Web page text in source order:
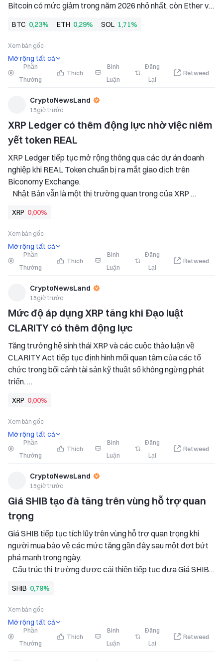
Bitcoin có mức giảm trong năm 2026 nhỏ nhất, còn Ether và
mô hình của GSR.
Core3 Portfolio có thành tích kém hơn danh mục...
BTC 0,23% ETH 0,29% SOL 1,71%
Xem bản gốc
Mở rộng tất cả
Phần
Thưởng
Thích
Bình
Luận
Đăng
Lại
Retweed
CryptoNewsLand
15giờ trước
XRP Ledger có thêm động lực nhờ việc niêm
yết token REAL
XRP Ledger tiếp tục mở rộng thông qua các dự án doanh
nghiệp khi REAL Token chuẩn bị ra mắt giao dịch trên
Biconomy Exchange.
   Nhật Bản vẫn là một thị trường quan trọng của XRP
công nghệ lớn.
   Việc niêm yết REAL Token trên Biconomy có thể mở rộng
thị trường
XRP 0,00%
Xem bản gốc
Mở rộng tất cả
Phần
Thưởng
Thích
Bình
Luận
Đăng
Lại
Retweed
CryptoNewsLand
15giờ trước
Mức độ áp dụng XRP tăng khi Đạo luật
CLARITY có thêm động lực
Tăng trưởng hệ sinh thái XRP và các cuộc thảo luận về
CLARITY Act tiếp tục định hình mối quan tâm của các tổ
chức trong bối cảnh tài sản kỹ thuật số không ngừng phát
triển.
đang củng cố sự chú ý đối với vai trò dài hạn của XRP trong
cơ sở hạ tầng tài chính.
   Dự trữ chiến lược
XRP 0,00%
Xem bản gốc
Mở rộng tất cả
Phần
Thưởng
Thích
Bình
Luận
Đăng
Lại
Retweed
CryptoNewsLand
15giờ trước
Giá SHIB tạo đà tăng trên vùng hỗ trợ quan
trọng
Giá SHIB tiếp tục tích lũy trên vùng hỗ trợ quan trọng khi
người mua bảo vệ các mức tăng gần đây sau một đợt bứt
phá mạnh trong ngày.
   Cấu trúc thị trường được cải thiện tiếp tục đưa Giá SHIB
để chờ xác nhận tăng giá tiếp theo.
   Sự lạc quan của cộng đồng vẫn mạnh mẽ khi các tín hiệu kỹ
thuật
SHIB 0,79%
Xem bản gốc
Mở rộng tất cả
Phần
Thưởng
Thích
Bình
Luận
Đăng
Lại
Retweed